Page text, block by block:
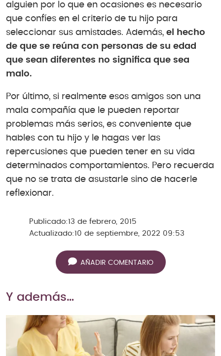
alguien por lo que en ocasiones es necesario
que confíes en el criterio de tu hijo para
seleccionar sus amistades. Además, el hecho
de que se reúna con personas de su edad
que sean diferentes no significa que sea
malo.
Por último, si realmente esos amigos son una
mala compañía que le pueden reportar
problemas más serios, es conveniente que
hables con tu hijo y le hagas ver las
repercusiones que pueden tener en su vida
determinados comportamientos. Pero recuerda
que no se trata de asustarle sino de hacerle
reflexionar.
Publicado:13 de febrero, 2015
Actualizado:10 de septiembre, 2022 09:53
AÑADIR COMENTARIO
Y además…